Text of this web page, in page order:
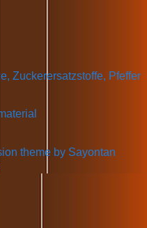
Zuckerersatzstoffe, Pfeffer
theme by Sayontan